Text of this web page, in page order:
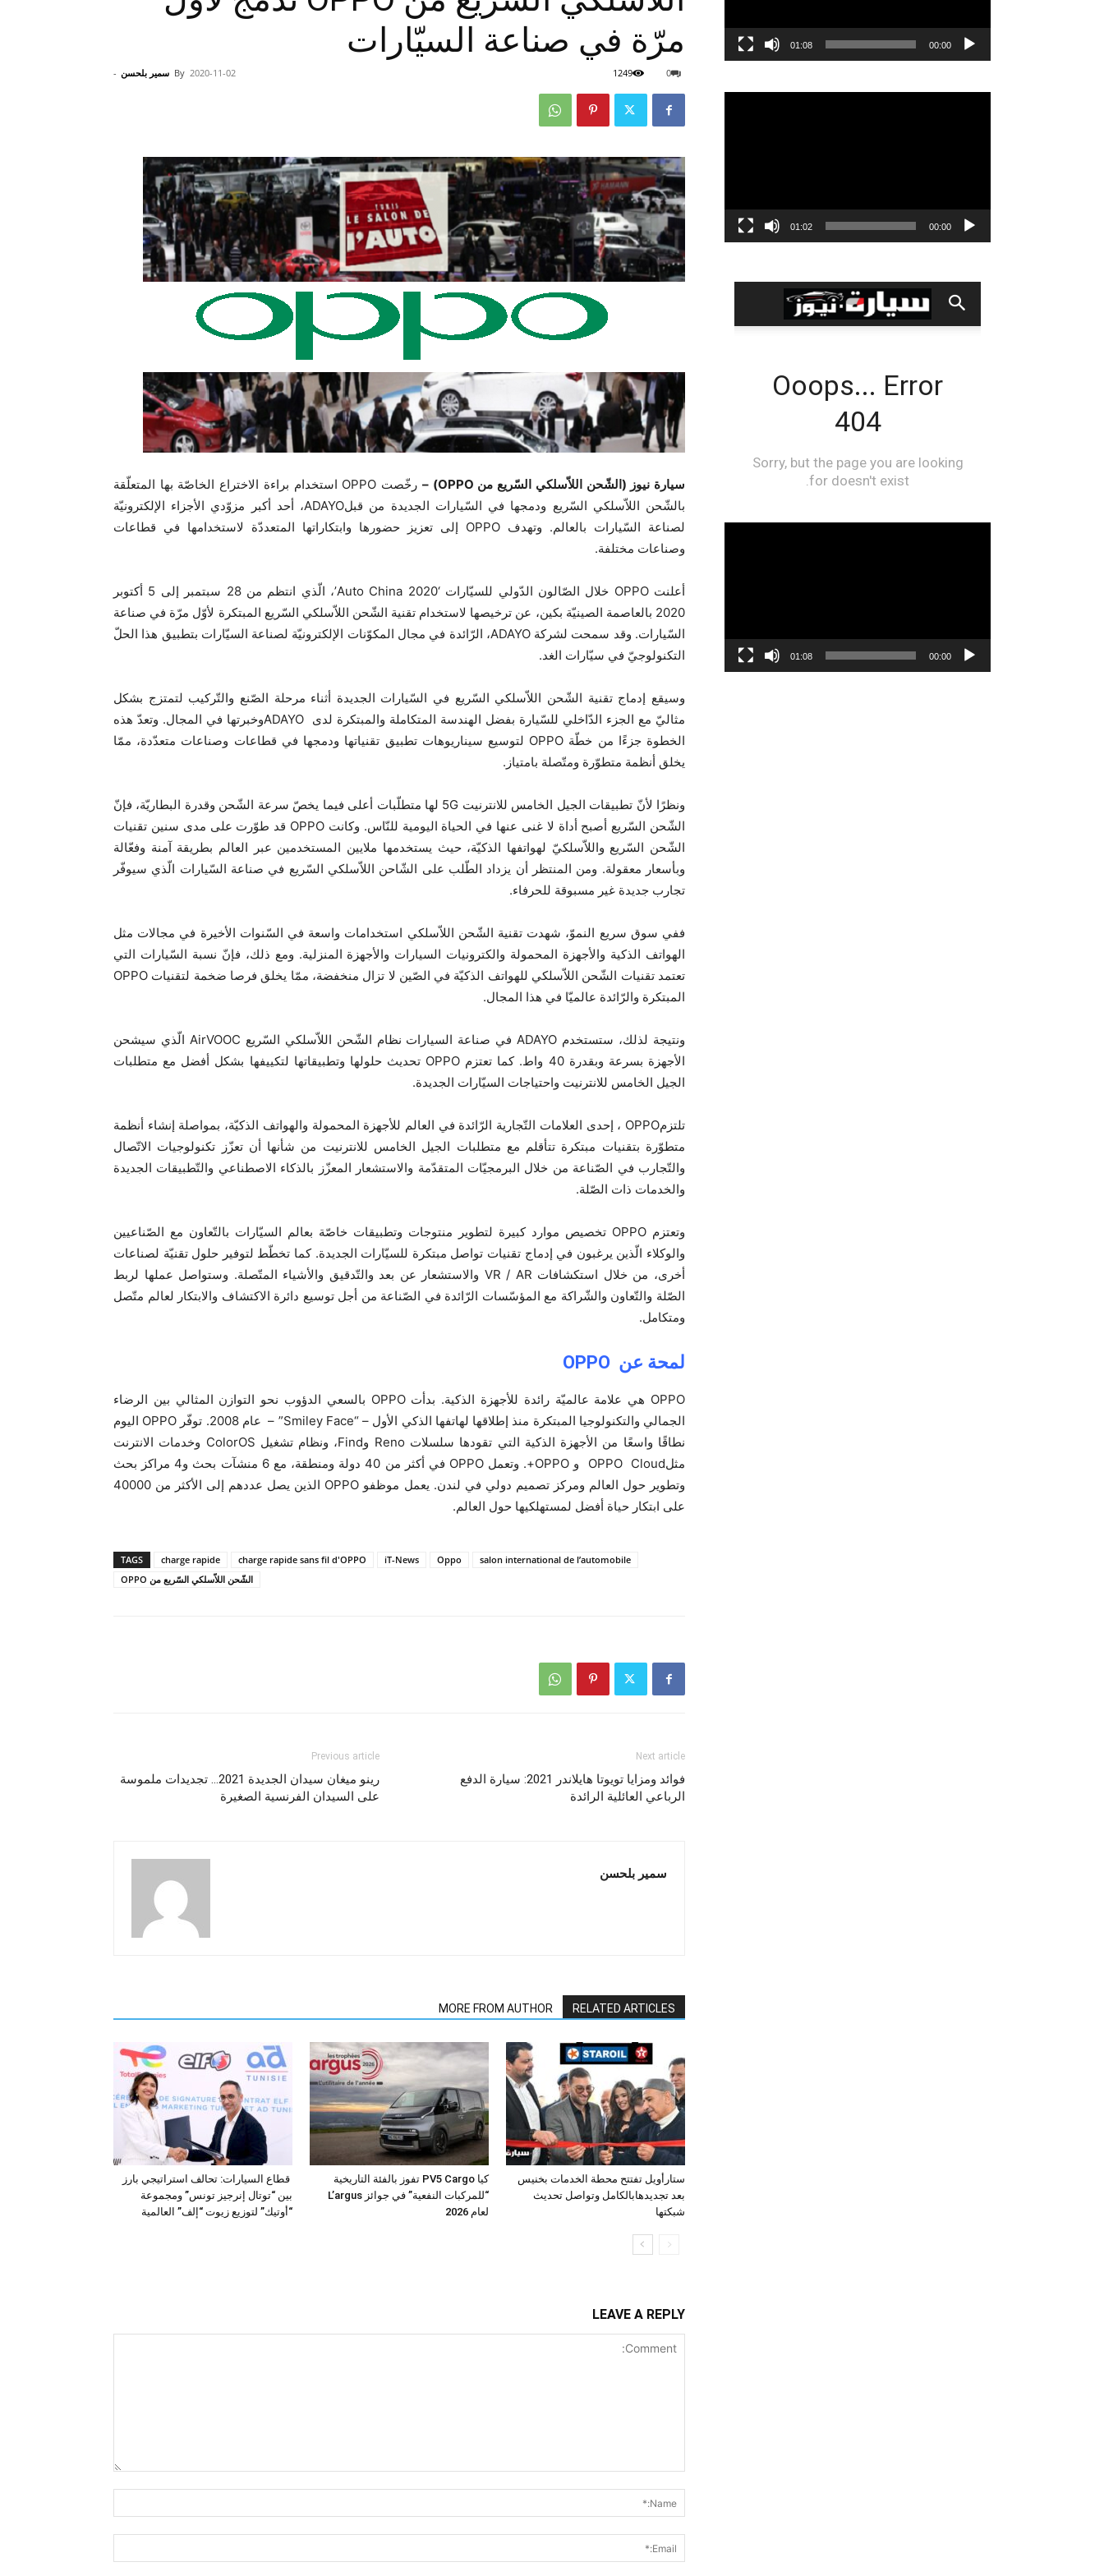
مرّة في صناعة السيّارات
By سمير بلحسن - 2020-11-02 0
1249
سيارة نيوز (الشّحن اللاّسلكي السّريع من OPPO) –
رخّصت OPPO استخدام براءة الاختراع الخاصّة بها المتعلّقة
بالشّحن اللاّسلكي السّريع ودمجها في السّيارات الجديدة من قبلADAYO، أحد أكبر مزوّدي الأجزاء الإلكترونيّة
لصناعة السّيارات بالعالم. وتهدف OPPO إلى تعزيز حضورها وابتكاراتها المتعددّة لاستخدامها في قطاعات
وصناعات مختلفة.
أعلنت OPPO خلال الصّالون الدّولي للسيّارات ‘Auto China 2020’، الّذي انتظم من 28 سبتمبر إلى 5 أكتوبر
2020 بالعاصمة الصينيّة بكين، عن ترخيصها لاستخدام تقنية الشّحن اللاّسلكي السّريع المبتكرة لأوّل مرّة في صناعة
السّيارات. وقد سمحت لشركة ADAYO، الرّائدة في مجال المكوّنات الإلكترونيّة لصناعة السيّارات بتطبيق هذا الحلّ
التكنولوجيّ في سيّارات الغد.
وسيقع إدماج تقنية الشّحن اللاّسلكي السّريع في السّيارات الجديدة أثناء مرحلة الصّنع والتّركيب لتمتزج بشكل
مثاليّ مع الجزء الدّاخلي للسّيارة بفضل الهندسة المتكاملة والمبتكرة لدى ADAYOوخبرتها في المجال. وتعدّ هذه
الخطوة جزءًا من خطّة OPPO لتوسيع سيناريوهات تطبيق تقنياتها ودمجها في قطاعات وصناعات متعدّدة، ممّا
يخلق أنظمة متطوّرة ومتّصلة بامتياز.
ونظرًا لأنّ تطبيقات الجيل الخامس للانترنيت 5G لها متطلّبات أعلى فيما يخصّ سرعة الشّحن وقدرة البطاريّة، فإنّ
الشّحن السّريع أصبح أداة لا غنى عنها في الحياة اليومية للنّاس. وكانت OPPO قد طوّرت على مدى سنين تقنيات
الشّحن السّريع واللاّسلكيّ لهواتفها الذكيّة، حيث يستخدمها ملايين المستخدمين عبر العالم بطريقة آمنة وفعّالة
وبأسعار معقولة. ومن المنتظر أن يزداد الطّلب على الشّاحن اللاّسلكي السّريع في صناعة السّيارات الّذي سيوفّر
تجارب جديدة غير مسبوقة للحرفاء.
ففي سوق سريع النموّ، شهدت تقنية الشّحن اللاّسلكي استخدامات واسعة في السّنوات الأخيرة في مجالات مثل
الهواتف الذكية والأجهزة المحمولة والكترونيات السيارات والأجهزة المنزلية. ومع ذلك، فإنّ نسبة السّيارات التي
تعتمد تقنيات الشّحن اللاّسلكي للهواتف الذكيّة في الصّين لا تزال منخفضة، ممّا يخلق فرصا ضخمة لتقنيات OPPO
المبتكرة والرّائدة عالميّا في هذا المجال.
ونتيجة لذلك، ستستخدم ADAYO في صناعة السيارات نظام الشّحن اللاّسلكي السّريع AirVOOC الّذي سيشحن
الأجهزة بسرعة وبقدرة 40 واط. كما تعتزم OPPO تحديث حلولها وتطبيقاتها لتكييفها بشكل أفضل مع متطلبات
الجيل الخامس للانترنيت واحتياجات السيّارات الجديدة.
تلتزمOPPO ، إحدى العلامات التّجارية الرّائدة في العالم للأجهزة المحمولة والهواتف الذكيّة، بمواصلة إنشاء أنظمة
متطوّرة بتقنيات مبتكرة تتأقلم مع متطلبات الجيل الخامس للانترنيت من شأنها أن تعزّز تكنولوجيات الاتّصال
والتّجارب في الصّناعة من خلال البرمجيّات المتقدّمة والاستشعار المعزّز بالذكاء الاصطناعي والتّطبيقات الجديدة
والخدمات ذات الصّلة.
وتعتزم OPPO تخصيص موارد كبيرة لتطوير منتوجات وتطبيقات خاصّة بعالم السيّارات بالتّعاون مع الصّناعيين
والوكلاء الّذين يرغبون في إدماج تقنيات تواصل مبتكرة للسيّارات الجديدة. كما تخطّط لتوفير حلول تقنيّة لصناعات
أخرى، من خلال استكشافات VR / AR والاستشعار عن بعد والتّدقيق والأشياء المتّصلة. وستواصل عملها لربط
الصّلة والتّعاون والشّراكة مع المؤسّسات الرّائدة في الصّناعة من أجل توسيع دائرة الاكتشاف والابتكار لعالم متّصل
ومتكامل.
لمحة عن
OPPO هي علامة عالميّة رائدة للأجهزة الذكية. بدأت OPPO بالسعي الدؤوب نحو التوازن المثالي بين الرضاء
الجمالي والتكنولوجيا المبتكرة منذ إطلاقها لهاتفها الذكي الأول – “Smiley Face” – عام 2008. توفّر OPPO اليوم
نطاقًا واسعًا من الأجهزة الذكية التي تقودها سلسلات Reno وFind، ونظام تشغيل ColorOS وخدمات الانترنت
مثلOPPO Cloud و OPPO+. وتعمل OPPO في أكثر من 40 دولة ومنطقة، مع 6 منشآت بحث و4 مراكز بحث
وتطوير حول العالم ومركز تصميم دولي في لندن. يعمل موظفو OPPO الذين يصل عددهم إلى الأكثر من 40000
على ابتكار حياة أفضل لمستهلكيها حول العالم.
TAGS charge rapide charge rapide sans fil d'OPPO iT-News Oppo
salon international de l’automobile
الشّحن اللاّسلكي السّريع من OPPO
Previous article
رينو ميغان سيدان الجديدة 2021… تجديدات ملموسة
على السيدان الفرنسية الصغيرة
Next article
فوائد ومزايا تويوتا هايلاندر 2021: سيارة الدفع
الرباعي العائلية الرائدة
سمير بلحسن
RELATED ARTICLES
MORE FROM AUTHOR
قطاع السيارات: تحالف استراتيجي بارز
بين “توتال إنرجيز تونس” ومجموعة
“أوتيك” لتوزيع زيوت “إلف” العالمية
كيا PV5 Cargo تفوز بالفئة التاريخية
“للمركبات النفعية” في جوائز L’argus
لعام 2026
ستارأويل تفتتح محطة الخدمات بخنيس
بعد تجديدهابالكامل وتواصل تحديث
شبكتها
LEAVE A REPLY
00:00
01:08
00:00
01:02
00:00
01:08